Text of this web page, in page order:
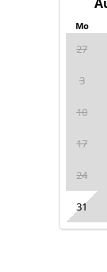
Mo
27
3
10
17
24
31